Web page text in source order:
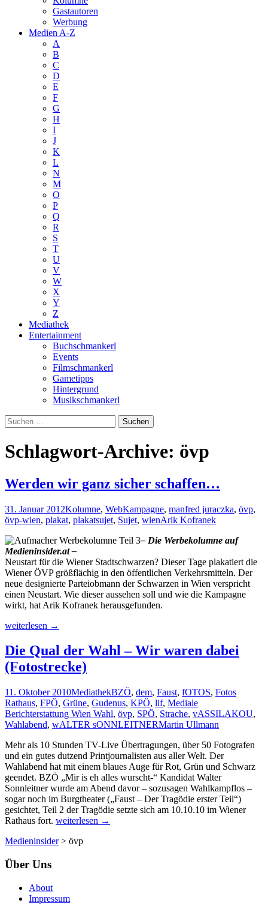
Gastautoren
Werbung
Medien A-Z
A
B
C
D
E
F
G
H
I
J
K
L
N
M
O
P
Q
R
S
T
U
V
W
X
Y
Z
Mediathek
Entertainment
Buchschmankerl
Events
Filmschmankerl
Gametipps
Hintergrund
Musikschmankerl
Suchen
nach:
Schlagwort-Archive: övp
Werden wir ganz sicher schaffen…
31. Januar 2012Kolumne, WebKampagne, manfred juraczka, övp,
övp-wien, plakat, plakatsujet, Sujet, wienArik Kofranek
– Die Werbekolumne auf
Medieninsider.at –
Neustart für die Wiener Stadtschwarzen? Dieser Tage plakatiert die
Wiener ÖVP größflächig in den öffentlichen Verkehrsmitteln. Der
neue designierte Parteiobmann der Schwarzen in Wien verspricht
einen Neustart. Wie dieser aussehen soll und wie die Kampagne
wirkt, hat Arik Kofranek herausgefunden.
Werden
ganz
sicher
schaffen…
weiterlesen →
Die Qual der Wahl – Wir waren dabei
(Fotostrecke)
11. Oktober 2010MediathekBZÖ, dem, Faust, fOTOS, Fotos
Rathaus, FPÖ, Grüne, Gudenus, KPÖ, lif, Mediale
Berichterstattung Wien Wahl, övp, SPÖ, Strache, vASSILAKOU,
Wahlabend, wALTER sONNLEITNERMartin Ullmann
Mehr als 10 Stunden TV-Live Übertragungen, über 50 Fotografen
und ein gutes dutzend Printjournalisten aus aller Welt. Der
Wahlabend hat mit einem blaues Auge für Rot, Grün und Schwarz
geendet. BZÖ „Mir is eh alles wurscht-“ Kandidat Walter
Sonnleitner wurde am Abend davor – sozusagen Wahlkampflos –
sogar noch im Burgtheater („Faust – Der Tragödie erster Teil“)
gesichtet, Teil 2 der Tragödie setzte sich am 10.10.10 im Wiener
Rathaus fort. Die
der
dabei
weiterlesen →
Medieninsider> övp
Über Uns
About
Impressum